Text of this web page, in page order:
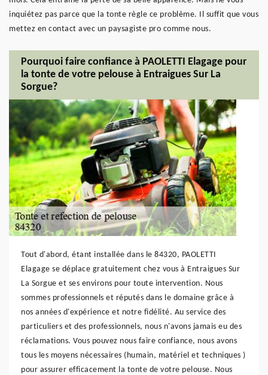
inquiétez pas parce que la tonte règle ce problème. Il suffit que vous
mettez en contact avec un paysagiste pro comme nous.
Pourquoi faire confiance à PAOLETTI Elagage pour
la tonte de votre pelouse à Entraigues Sur La
Sorgue?
Tout d'abord, étant installée dans le 84320, PAOLETTI
Elagage se déplace gratuitement chez vous à Entraigues Sur
La Sorgue et ses environs pour toute intervention. Nous
sommes professionnels et réputés dans le domaine grâce à
nos années d'expérience et notre fidélité. Au service des
particuliers et des professionnels, nous n'avons jamais eu des
réclamations. Vous pouvez nous faire confiance, nous avons
tous les moyens nécessaires (humain, matériel et techniques )
pour assurer efficacement la tonte de votre pelouse. Nous